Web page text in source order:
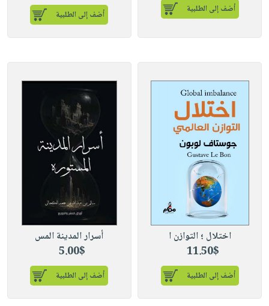
أضف إلى الطلبية أضف إلى الطلبية
اختلال ؛ التوازن ا
11.50$
أضف إلى الطلبية
أسرار المدينة المس
5.00$
أضف إلى الطلبية